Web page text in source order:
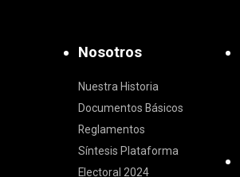
Nosotros
Nuestra Historia
Documentos Básicos
Reglamentos
Síntesis Plataforma
Electoral 2024